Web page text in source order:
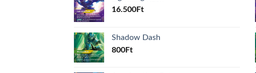
16.500Ft
Shadow Dash
800Ft